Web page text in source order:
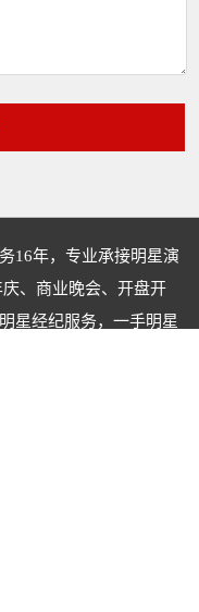
16年，专业承接明星演
、商业晚会、开盘开
星经纪服务，一手明星